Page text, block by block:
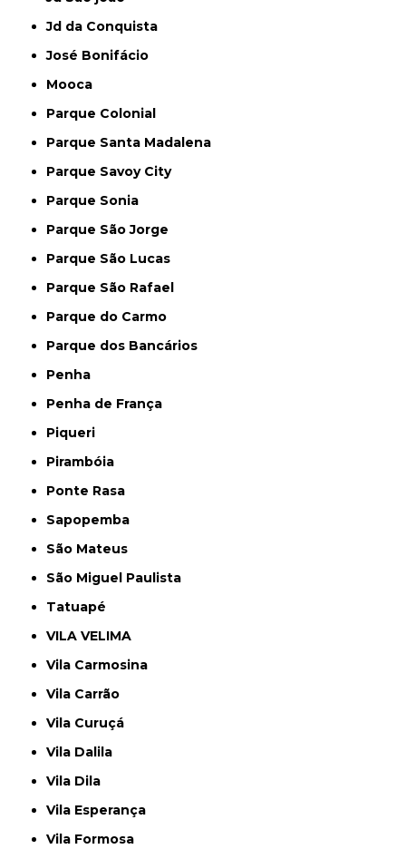
Jd da Conquista
José Bonifácio
Mooca
Parque Colonial
Parque Santa Madalena
Parque Savoy City
Parque Sonia
Parque São Jorge
Parque São Lucas
Parque São Rafael
Parque do Carmo
Parque dos Bancários
Penha
Penha de França
Piqueri
Pirambóia
Ponte Rasa
Sapopemba
São Mateus
São Miguel Paulista
Tatuapé
VILA VELIMA
Vila Carmosina
Vila Carrão
Vila Curuçá
Vila Dalila
Vila Dila
Vila Esperança
Vila Formosa